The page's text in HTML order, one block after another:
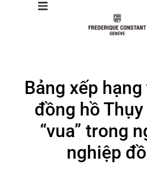
Manufacture
Sản phẩm
Bảng xếp
đồng hồ
“vua” trong
nghiệp